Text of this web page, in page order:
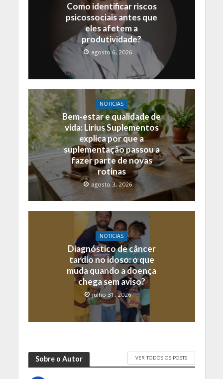
Como identificar riscos
psicossociais antes que
eles afetem a
produtividade?
agosto 6, 2026
NOTICIAS
Bem-estar e qualidade de
vida: Lirius Suplementos
explica por que a
suplementação passou a
fazer parte de novas
rotinas
agosto 3, 2026
NOTICIAS
Diagnóstico de câncer
tardio no idoso: o que
muda quando a doença
chega sem aviso?
julho 31, 2026
Sobre o Autor VER TODOS OS POSTS